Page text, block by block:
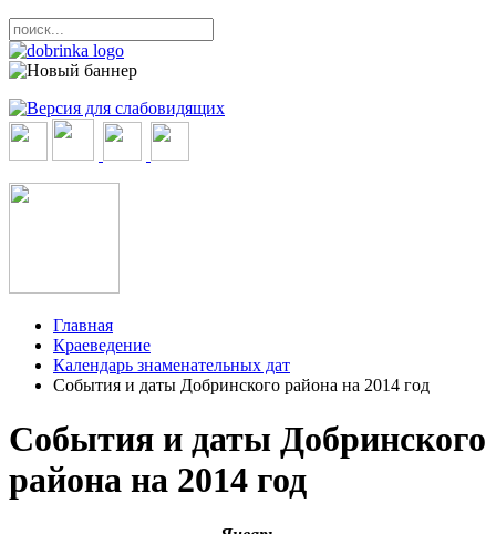
Главная
Краеведение
Календарь знаменательных дат
События и даты Добринского района на 2014 год
События и даты Добринского
района на 2014 год